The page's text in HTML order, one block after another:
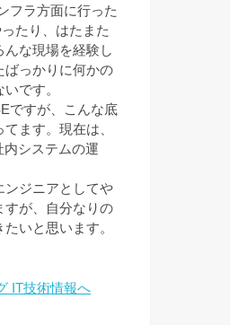
フラ方面に行った
たり、はたまた
な現場を経験し
ばっかりに何かの
です。
ですが、こんな底
ます。現在は、
システムの運
ンジニアとしてや
すが、自分なりの
いと思います。